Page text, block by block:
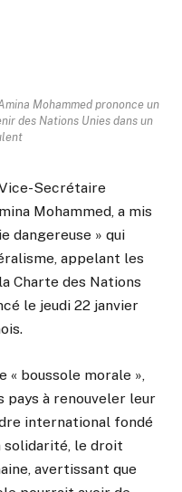
Mohammed prononce un
des Nations Unies dans un
Vice-Secrétaire
Mohammed, a mis
dangereuse » qui
appelant les
Charte des Nations
le jeudi 22 janvier
« boussole morale »,
pays à renouveler leur
international fondé
solidarité, le droit
avertissant que